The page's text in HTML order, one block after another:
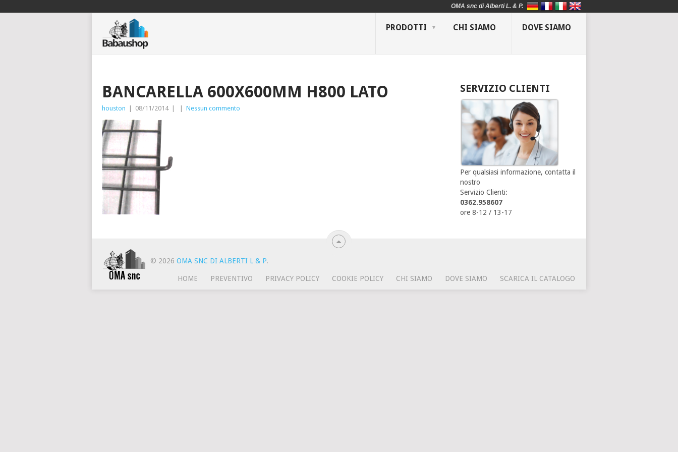
PRODOTTI CHI SIAMO DOVE SIAMO
BANCARELLA 600X600MM H800 LATO
houston 08/11/2014 Nessun commento
SERVIZIO CLIENTI
Per qualsiasi informazione, contatta il
nostro
Servizio Clienti:
0362.958607
ore 8-12 / 13-17
© 2026 OMA SNC DI ALBERTI L & P.
HOME PREVENTIVO PRIVACY POLICY COOKIE POLICY CHI SIAMO DOVE SIAMO SCARICA IL CATALOGO
OMA snc di Alberti L. & P.